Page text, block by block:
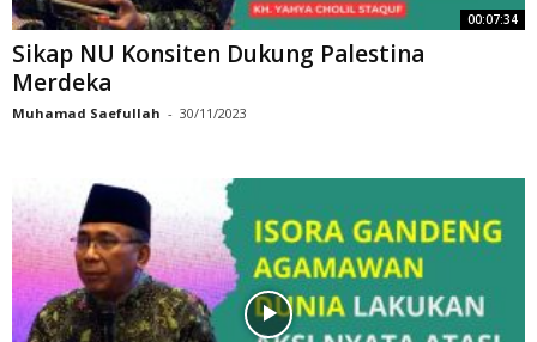
00:07:34
Sikap NU Konsiten Dukung Palestina
Merdeka
Muhamad Saefullah - 30/11/2023